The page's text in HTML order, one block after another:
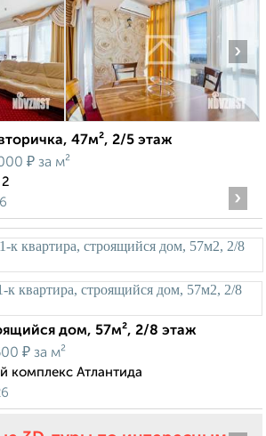
›
47м², 2/5 этаж
₽ за м²
›
дом, 57м², 2/8 этаж
₽ за м²
комплекс Атлантида